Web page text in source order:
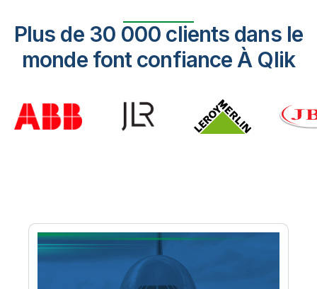
Plus de 30 000 clients dans le
monde font confiance À Qlik